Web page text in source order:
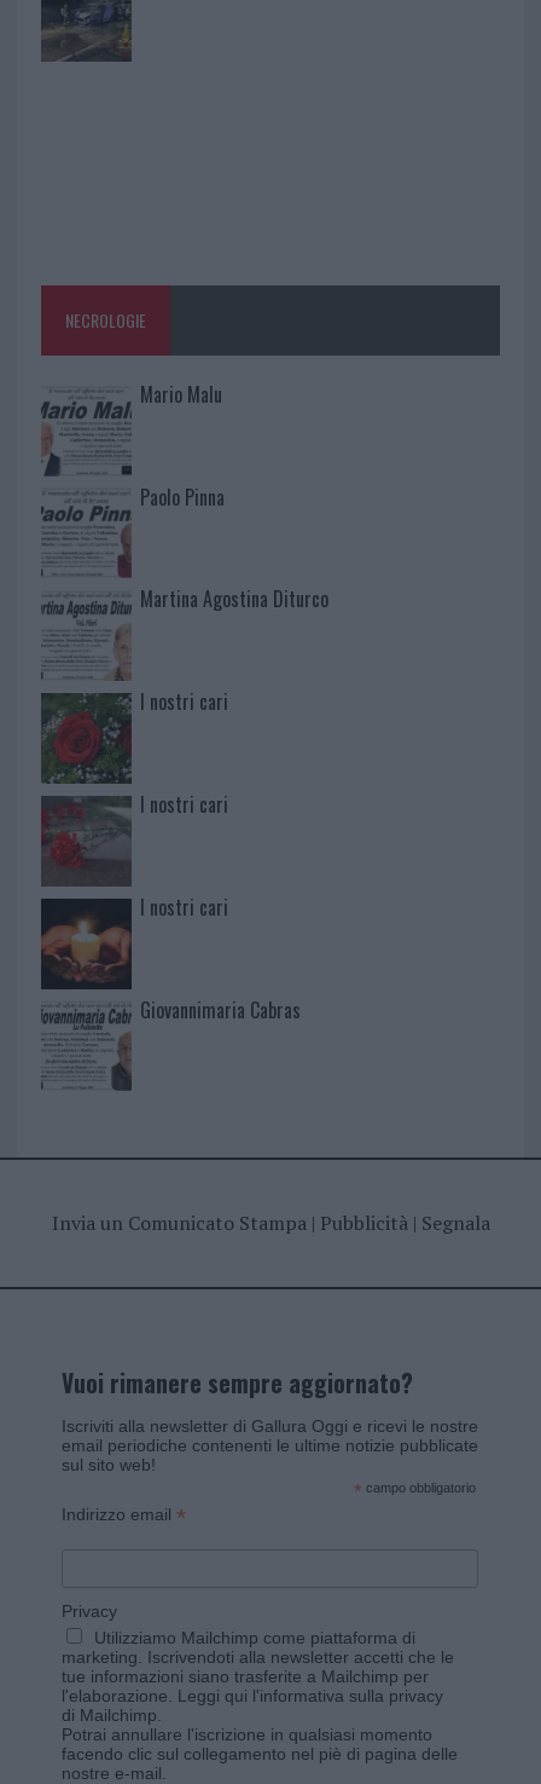
NECROLOGIE
Mario Malu
Paolo Pinna
Martina Agostina Diturco
I nostri cari
I nostri cari
I nostri cari
Giovannimaria Cabras
Invia un Comunicato Stampa| Pubblicità| Segnala
Vuoi rimanere sempre aggiornato?
Iscriviti alla newsletter di Gallura Oggi e ricevi le nostre
email periodiche contenenti le ultime notizie pubblicate
sul sito web!
* campo obbligatorio
Indirizzo email *
Privacy
Utilizziamo Mailchimp come piattaforma di
marketing. Iscrivendoti alla newsletter accetti che le
tue informazioni siano trasferite a Mailchimp per
l'elaborazione. Leggi qui l'informativa sulla privacy
di Mailchimp
Potrai annullare l'iscrizione in qualsiasi momento
facendo clic sul collegamento nel piè di pagina delle
nostre e-mail.